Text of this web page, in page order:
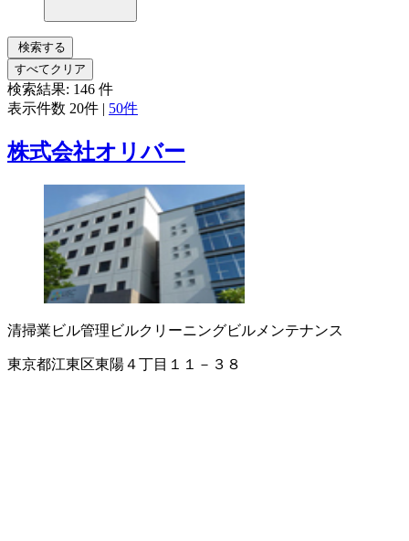
検索する
すべてクリア
検索結果: 146 件
表示件数 20件 | 50件
株式会社オリバー
清掃業 ビル管理 ビルクリーニングビルメンテナンス
東京都江東区東陽４丁目１１－３８